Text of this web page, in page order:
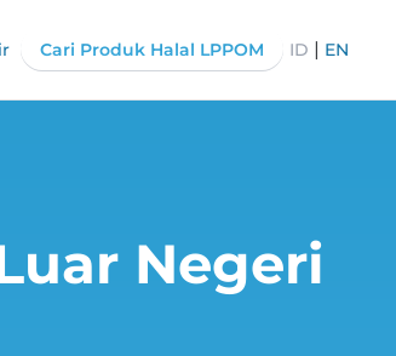
Cari Produk Halal LPPOM ID | EN
Negeri